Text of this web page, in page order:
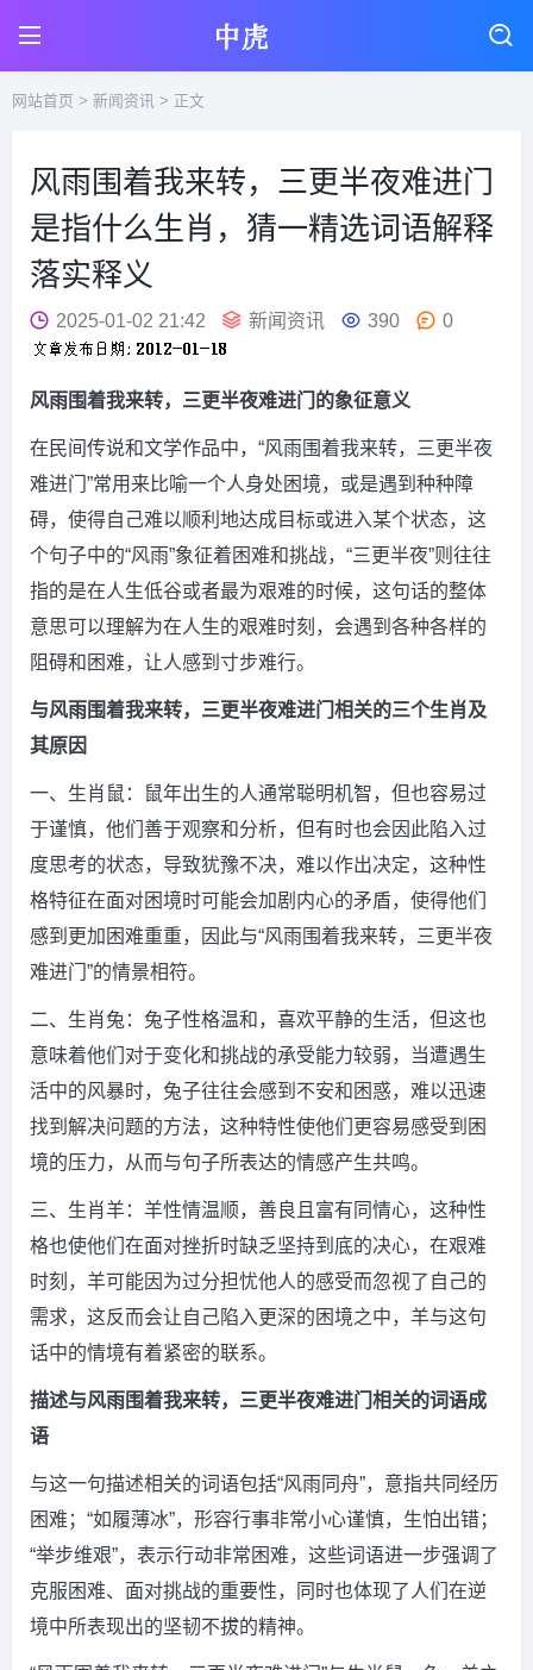
网站首页 > 新闻资讯 > 正文
风雨围着我来转，三更半夜难进门
是指什么生肖，猜一精选词语解释
落实释义
2025-01-02 21:42 新闻资讯 390 0
风雨围着我来转，三更半夜难进门的象征意义
在民间传说和文学作品中，“风雨围着我来转，三更半夜
难进门”常用来比喻一个人身处困境，或是遇到种种障
碍，使得自己难以顺利地达成目标或进入某个状态，这
个句子中的“风雨”象征着困难和挑战，“三更半夜”则往往
指的是在人生低谷或者最为艰难的时候，这句话的整体
意思可以理解为在人生的艰难时刻，会遇到各种各样的
阻碍和困难，让人感到寸步难行。
与风雨围着我来转，三更半夜难进门相关的三个生肖及
其原因
一、生肖鼠：鼠年出生的人通常聪明机智，但也容易过
于谨慎，他们善于观察和分析，但有时也会因此陷入过
度思考的状态，导致犹豫不决，难以作出决定，这种性
格特征在面对困境时可能会加剧内心的矛盾，使得他们
感到更加困难重重，因此与“风雨围着我来转，三更半夜
难进门”的情景相符。
二、生肖兔：兔子性格温和，喜欢平静的生活，但这也
意味着他们对于变化和挑战的承受能力较弱，当遭遇生
活中的风暴时，兔子往往会感到不安和困惑，难以迅速
找到解决问题的方法，这种特性使他们更容易感受到困
境的压力，从而与句子所表达的情感产生共鸣。
三、生肖羊：羊性情温顺，善良且富有同情心，这种性
格也使他们在面对挫折时缺乏坚持到底的决心，在艰难
时刻，羊可能因为过分担忧他人的感受而忽视了自己的
需求，这反而会让自己陷入更深的困境之中，羊与这句
话中的情境有着紧密的联系。
描述与风雨围着我来转，三更半夜难进门相关的词语成
语
与这一句描述相关的词语包括“风雨同舟”，意指共同经历
困难；“如履薄冰”，形容行事非常小心谨慎，生怕出错；
“举步维艰”，表示行动非常困难，这些词语进一步强调了
克服困难、面对挑战的重要性，同时也体现了人们在逆
境中所表现出的坚韧不拔的精神。